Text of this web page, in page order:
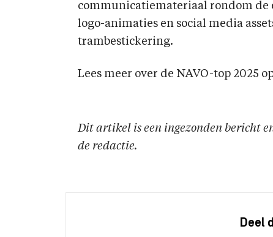
communicatiemateriaal rondom de
logo-animaties en social media
trambestickering.
Lees meer over de NAVO-top 2025
Dit artikel is een ingezonden bericht
de redactie.
Deel